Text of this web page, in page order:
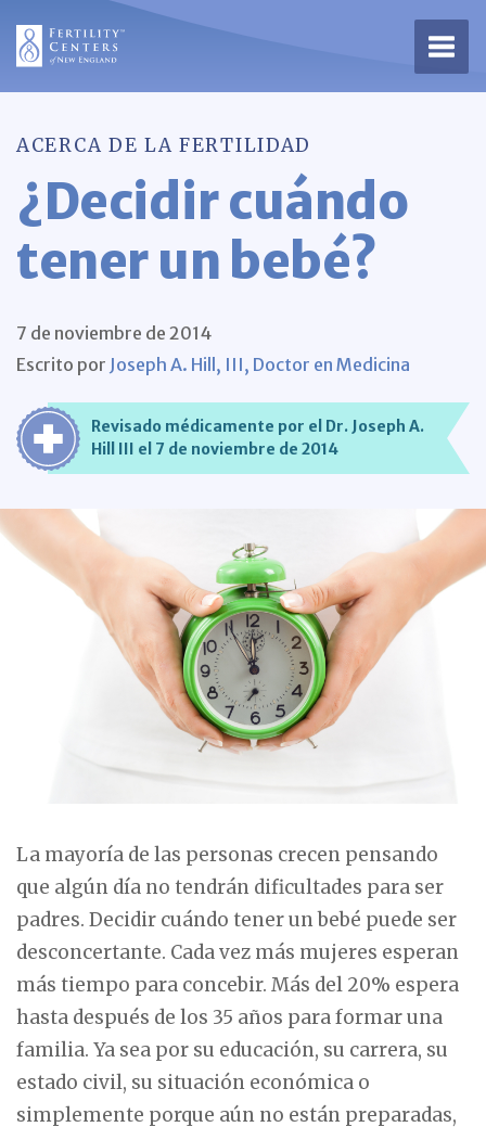
Abrir
ACERCA DE LA FERTILIDAD
¿Decidir cuándo
tener un bebé?
7 de noviembre de 2014
Escrito por Joseph A. Hill, III, Doctor en Medicina
Revisado médicamente por el Dr. Joseph A.
Hill III el 7 de noviembre de 2014
La mayoría de las personas crecen pensando
que algún día no tendrán dificultades para ser
padres. Decidir cuándo tener un bebé puede ser
desconcertante. Cada vez más mujeres esperan
más tiempo para concebir. Más del 20% espera
hasta después de los 35 años para formar una
familia. Ya sea por su educación, su carrera, su
estado civil, su situación económica o
simplemente porque aún no están preparadas,